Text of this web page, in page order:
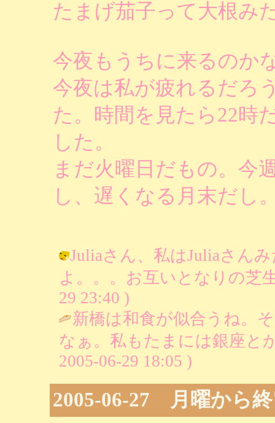
たまげ茄子って大根み
今夜もうちに来るのか
今夜は私が疲れるだろ
た。時間を見たら22時
した。
まだ火曜日だもの。今
し、遅くなる月末だし
Juliaさん、私はJuliaさん
よ。。。お互いとなりの芝
29 23:40 )
新橋は和食が似合うね。
なぁ。私もたまには銀座と
2005-06-29 18:05 )
2005-06-27 月曜から